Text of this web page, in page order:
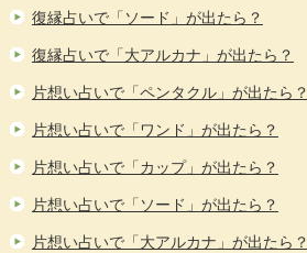
復縁占いで「ソード」が出たら？
復縁占いで「大アルカナ」が出たら？
片想い占いで「ペンタクル」が出たら？
片想い占いで「ワンド」が出たら？
片想い占いで「カップ」が出たら？
片想い占いで「ソード」が出たら？
片想い占いで「大アルカナ」が出たら？